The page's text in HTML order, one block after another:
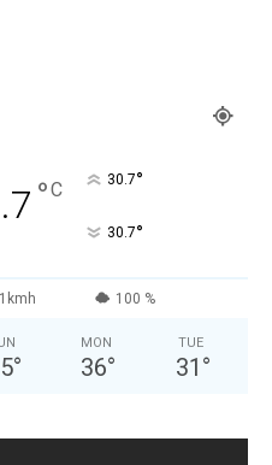
°C 30.7°
30.7°
100 %
°
MON
36°
TUE
31 °